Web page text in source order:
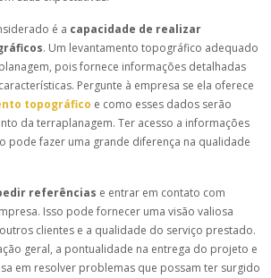
é a capacidade de realizar
. Um levantamento topográfico adequado
pois fornece informações detalhadas
Pergunte à empresa se ela oferece
topográfico e como esses dados serão
da terraplanagem. Ter acesso a informações
pode fazer uma grande diferença na qualidade
referências e entrar em contato com
Isso pode fornecer uma visão valiosa
clientes e a qualidade do serviço prestado.
geral, a pontualidade na entrega do projeto e
em resolver problemas que possam ter surgido